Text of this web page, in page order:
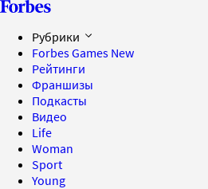
Рубрики
Forbes Games New
Рейтинги
Франшизы
Подкасты
Видео
Life
Woman
Sport
Young